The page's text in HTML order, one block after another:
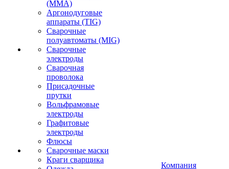
(MMA)
Аргонодуговые
аппараты (TIG)
Сварочные
полуавтоматы (MIG)
Сварочные
электроды
Сварочная
проволока
Присадочные
прутки
Вольфрамовые
электроды
Графитовые
электроды
Флюсы
Сварочные маски
Краги сварщика
Компания